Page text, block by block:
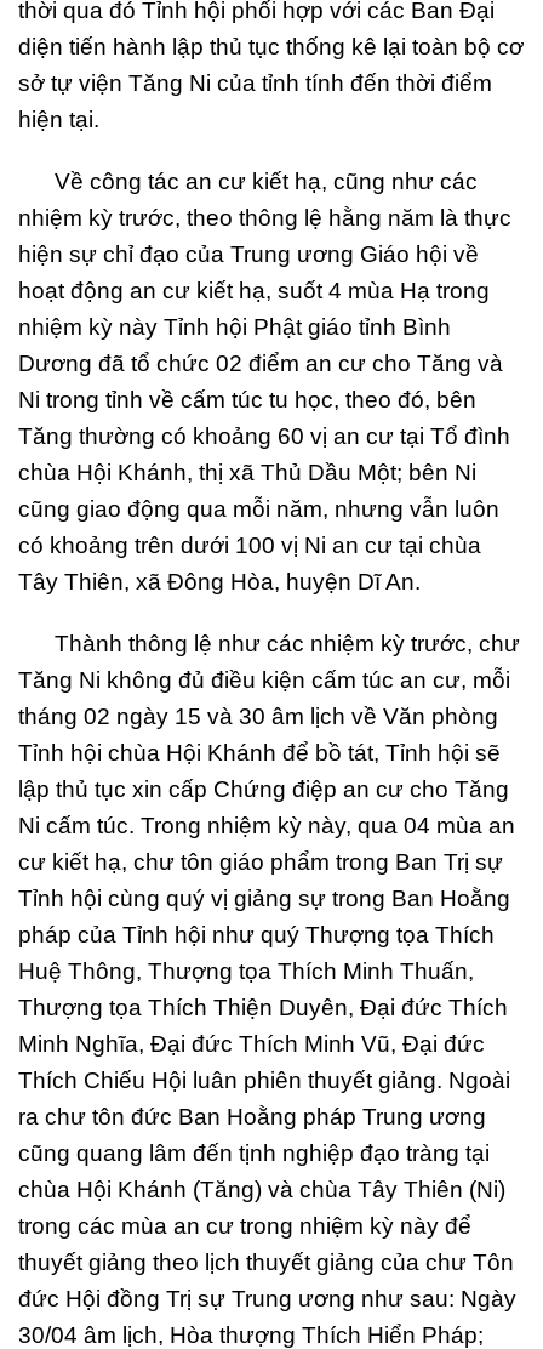
thời qua đó Tỉnh hội phối hợp với các Ban Đại
diện tiến hành lập thủ tục thống kê lại toàn bộ cơ
sở tự viện Tăng Ni của tỉnh tính đến thời điểm
hiện tại.
Về công tác an cư kiết hạ, cũng như các
nhiệm kỳ trước, theo thông lệ hằng năm là thực
hiện sự chỉ đạo của Trung ương Giáo hội về
hoạt động an cư kiết hạ, suốt 4 mùa Hạ trong
nhiệm kỳ này Tỉnh hội Phật giáo tỉnh Bình
Dương đã tổ chức 02 điểm an cư cho Tăng và
Ni trong tỉnh về cấm túc tu học, theo đó, bên
Tăng thường có khoảng 60 vị an cư tại Tổ đình
chùa Hội Khánh, thị xã Thủ Dầu Một; bên Ni
cũng giao động qua mỗi năm, nhưng vẫn luôn
có khoảng trên dưới 100 vị Ni an cư tại chùa
Tây Thiên, xã Đông Hòa, huyện Dĩ An.
Thành thông lệ như các nhiệm kỳ trước, chư
Tăng Ni không đủ điều kiện cấm túc an cư, mỗi
tháng 02 ngày 15 và 30 âm lịch về Văn phòng
Tỉnh hội chùa Hội Khánh để bồ tát, Tỉnh hội sẽ
lập thủ tục xin cấp Chứng điệp an cư cho Tăng
Ni cấm túc. Trong nhiệm kỳ này, qua 04 mùa an
cư kiết hạ, chư tôn giáo phẩm trong Ban Trị sự
Tỉnh hội cùng quý vị giảng sự trong Ban Hoằng
pháp của Tỉnh hội như quý Thượng tọa Thích
Huệ Thông, Thượng tọa Thích Minh Thuấn,
Thượng tọa Thích Thiện Duyên, Đại đức Thích
Minh Nghĩa, Đại đức Thích Minh Vũ, Đại đức
Thích Chiếu Hội luân phiên thuyết giảng. Ngoài
ra chư tôn đức Ban Hoằng pháp Trung ương
cũng quang lâm đến tịnh nghiệp đạo tràng tại
chùa Hội Khánh (Tăng) và chùa Tây Thiên (Ni)
trong các mùa an cư trong nhiệm kỳ này để
thuyết giảng theo lịch thuyết giảng của chư Tôn
đức Hội đồng Trị sự Trung ương như sau: Ngày
30/04 âm lịch, Hòa thượng Thích Hiển Pháp;